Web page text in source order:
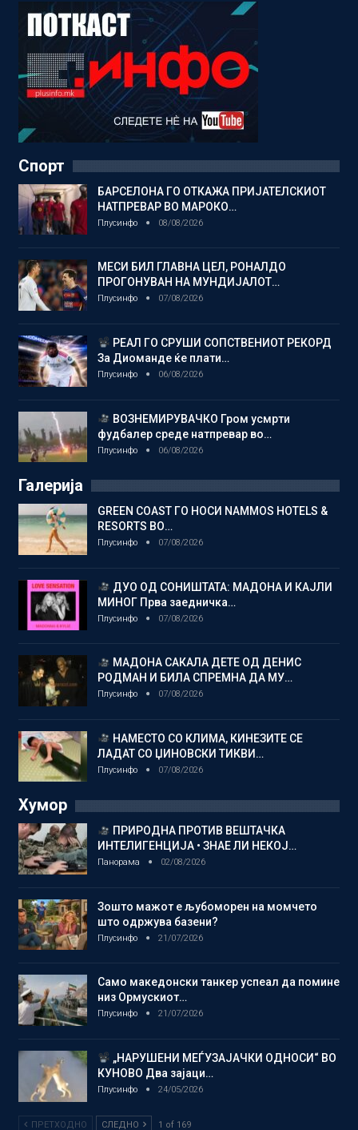
Спорт
БАРСЕЛОНА ГО ОТКАЖА ПРИЈАТЕЛСКИОТ
НАТПРЕВАР ВО МАРОКО…
Плусинфо 08/08/2026
МЕСИ БИЛ ГЛАВНА ЦЕЛ, РОНАЛДО
ПРОГОНУВАН НА МУНДИЈАЛОТ…
Плусинфо 07/08/2026
РЕАЛ ГО СРУШИ СОПСТВЕНИОТ РЕКОРД
За Диоманде ќе плати…
Плусинфо 06/08/2026
ВОЗНЕМИРУВАЧКО Гром усмрти
фудбалер среде натпревар во…
Плусинфо 06/08/2026
Галерија
GREEN COAST ГО НОСИ NAMMOS HOTELS &
RESORTS ВО…
Плусинфо 07/08/2026
ДУО ОД СОНИШТАТА: МАДОНА И КАЈЛИ
МИНОГ Прва заедничка…
Плусинфо 07/08/2026
МАДОНА САКАЛА ДЕТЕ ОД ДЕНИС
РОДМАН И БИЛА СПРЕМНА ДА МУ…
Плусинфо 07/08/2026
НАМЕСТО СО КЛИМА, КИНЕЗИТЕ СЕ
ЛАДАТ СО ЏИНОВСКИ ТИКВИ…
Плусинфо 07/08/2026
Хумор
ПРИРОДНА ПРОТИВ ВЕШТАЧКА
ИНТЕЛИГЕНЦИЈА • ЗНАЕ ЛИ НЕКОЈ…
Панорама 02/08/2026
Зошто мажот е љубоморен на момчето
што одржува базени?
Плусинфо 21/07/2026
Само македонски танкер успеал да помине
низ Ормускиот…
Плусинфо 21/07/2026
„НАРУШЕНИ МЕЃУЗАЈАЧКИ ОДНОСИ“ ВО
КУНОВО Два зајаци…
Плусинфо 24/05/2026
ПРЕТХОДНО СЛЕДНО 1 of 169